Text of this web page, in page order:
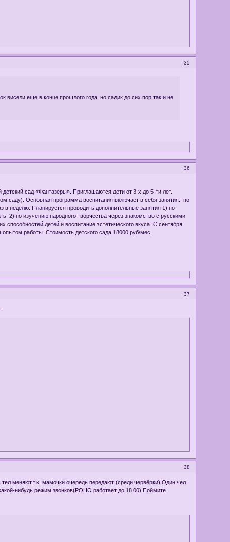
35
висели еще в конце прошлого года, но садик до сих пор так и не
36
сад «Фантазеры». Приглашаются дети от 3-х до 5-ти лет.
саду). Основная программа воспитания включает в себя занятия: по
неделю. Планируется проводить дополнительные занятия 1) по
2) по изучению народного творчества через знакомство с русскими
способностей детей и воспитание эстетического вкуса. С сентября
работы. Стоимость детского сада 18000 руб/мес,
37
38
мамочки очередь передают (среди червёрки).Один чел
нибудь режим звонков(РОНО работает до 18.00).Поймите